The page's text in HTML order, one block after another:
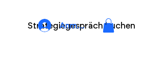
Strategiegespräch buchen
Anmelden